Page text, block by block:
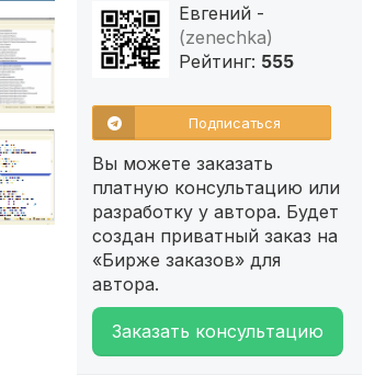
Евгений -
(zenechka)
Рейтинг: 555
Подписаться
Вы можете заказать
платную консультацию или
разработку у автора. Будет
создан приватный заказ на
«Бирже заказов» для
автора.
Заказать консультацию